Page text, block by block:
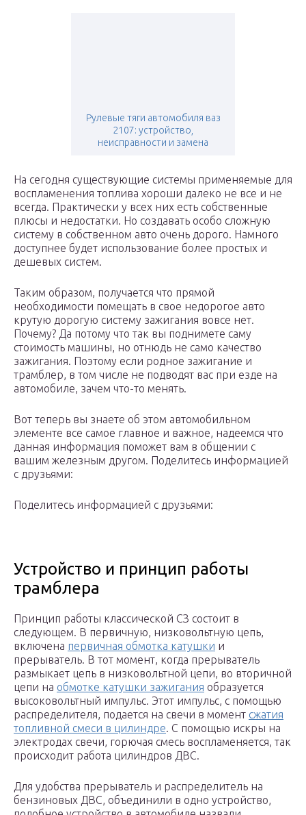
Рулевые тяги автомобиля ваз
2107: устройство,
неисправности и замена
На сегодня существующие системы применяемые для
воспламенения топлива хороши далеко не все и не
всегда. Практически у всех них есть собственные
плюсы и недостатки. Но создавать особо сложную
систему в собственном авто очень дорого. Намного
доступнее будет использование более простых и
дешевых систем.
Таким образом, получается что прямой
необходимости помещать в свое недорогое авто
крутую дорогую систему зажигания вовсе нет.
Почему? Да потому что так вы поднимете саму
стоимость машины, но отнюдь не само качество
зажигания. Поэтому если родное зажигание и
трамблер, в том числе не подводят вас при езде на
автомобиле, зачем что-то менять.
Вот теперь вы знаете об этом автомобильном
элементе все самое главное и важное, надеемся что
данная информация поможет вам в общении с
вашим железным другом. Поделитесь информацией
с друзьями:
Поделитесь информацией с друзьями:
Устройство и принцип работы
трамблера
Принцип работы классической СЗ состоит в
следующем. В первичную, низковольтную цепь,
включена первичная обмотка катушки и
прерыватель. В тот момент, когда прерыватель
размыкает цепь в низковольтной цепи, во вторичной
цепи на обмотке катушки зажигания образуется
высоковольтный импульс. Этот импульс, с помощью
распределителя, подается на свечи в момент сжатия
топливной смеси в цилиндре. С помощью искры на
электродах свечи, горючая смесь воспламеняется, так
происходит работа цилиндров ДВС.
Для удобства прерыватель и распределитель на
бензиновых ДВС, объединили в одно устройство,